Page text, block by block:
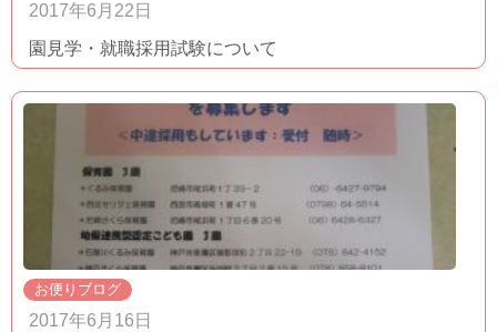
2017年6月22日
園見学・就職採用試験について
お便りブログ
2017年6月16日